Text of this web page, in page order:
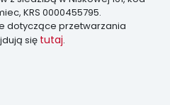
KRS 0000455795.
dotyczące przetwarzania
się tutaj.